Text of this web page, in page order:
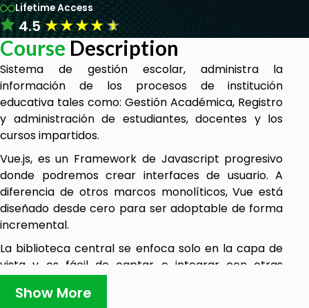
Lifetime Access
4.5★★★★★
Course Description
Sistema de gestión escolar, administra la
información de los procesos de institución
educativa tales como: Gestión Académica, Registro
y administración de estudiantes, docentes y los
cursos impartidos.
Vue.js, es un Framework de Javascript progresivo
donde podremos crear interfaces de usuario. A
diferencia de otros marcos monolíticos, Vue está
diseñado desde cero para ser adoptable de forma
incremental.
La biblioteca central se enfoca solo en la capa de
vista y es fácil de captar e integrar con otras
Vue también es perfectamente capaz de impulsar
Show More